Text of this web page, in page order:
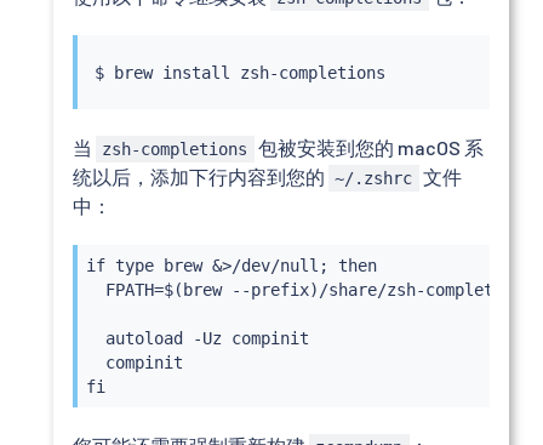
$ brew install
当 zsh-completions
包被安装到您的 macOS 系
统以后，添加下行内容到您的 ~/.zshrc 文件
中：
if type brew &>/dev/null; then
FPATH=$(brew --prefix)/share/zsh-
  autoload -Uz compinit
  compinit
fi